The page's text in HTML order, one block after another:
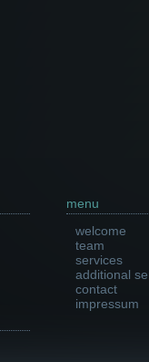
menu
welcome
team
services
additional
contact
impressum